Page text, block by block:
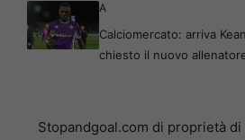
A
Calciomercato: arriva
chiesto il nuovo
Stopandgoal.com di proprietà di